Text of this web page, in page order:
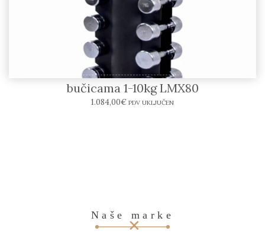
LIFEMAXX – Stalak sa kromiranim
bučicama 1-10kg LMX80
1.084,00€ PDV UKLJUČEN
Naše marke